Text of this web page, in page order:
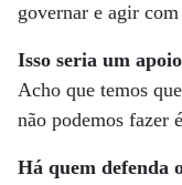
governar e agir
Isso seria um
Acho que temos
não podemos fazer
Há quem defenda